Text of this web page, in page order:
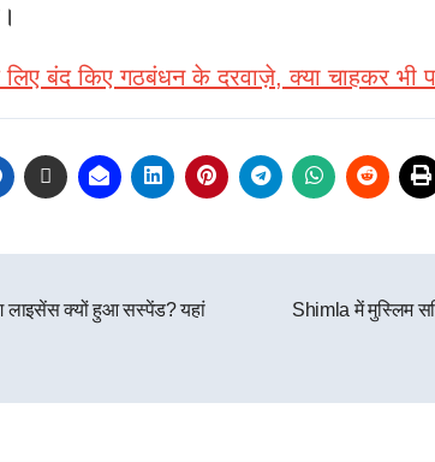
बंद किए गठबंधन के दरवाज़े, क्या चाहकर भी
लाइसेंस क्यों हुआ सस्पेंड? यहां
Shimla में मुस्लिम